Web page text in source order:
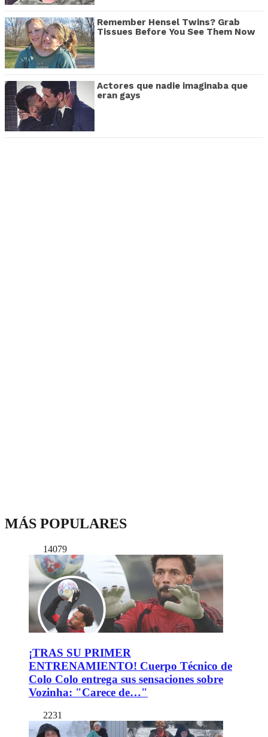
Remember Hensel Twins? Grab
Tissues Before You See Them Now
Actores que nadie imaginaba que
eran gays
MÁS POPULARES
14079
¡TRAS SU PRIMER
ENTRENAMIENTO! Cuerpo Técnico de
Colo Colo entrega sus sensaciones sobre
Vozinha: "Carece de…"
2231